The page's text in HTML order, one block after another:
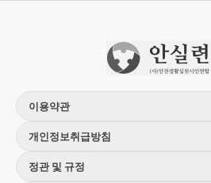
이용약관
개인정보취급방침
정관 및 규정